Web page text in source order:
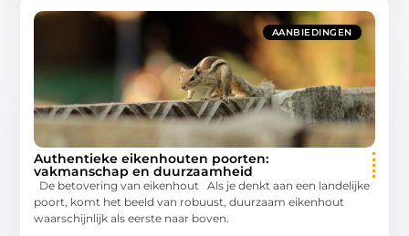
AANBIEDINGEN
Authentieke eikenhouten poorten:
vakmanschap en duurzaamheid
De betovering van eikenhout Als je denkt aan een landelijke
poort, komt het beeld van robuust, duurzaam eikenhout
waarschijnlijk als eerste naar boven.